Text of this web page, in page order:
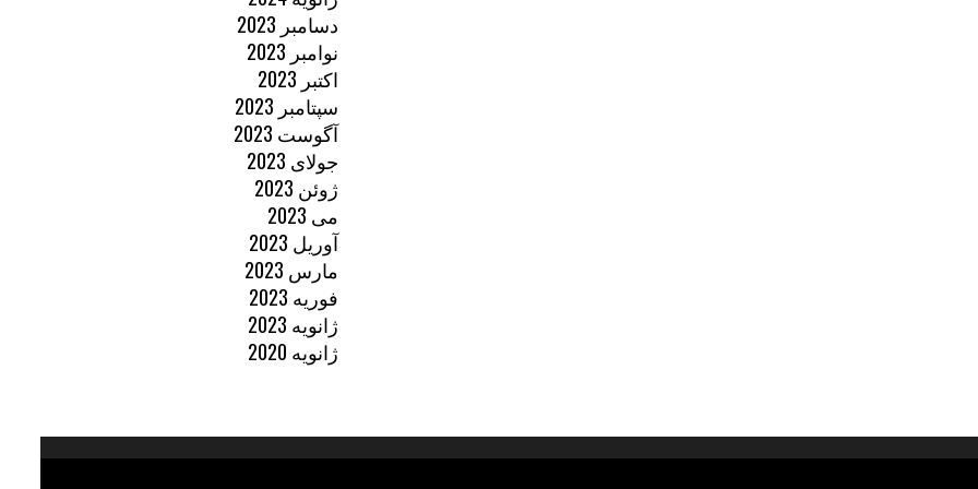
دسامبر 2023
نوامبر 2023
اکتبر 2023
سپتامبر 2023
آگوست 2023
جولای 2023
ژوئن 2023
می 2023
آوریل 2023
مارس 2023
فوریه 2023
ژانویه 2023
ژانویه 2020